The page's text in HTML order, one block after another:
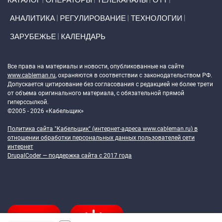
АНАЛИТИКА РЕГУЛИРОВАНИЕ ТЕХНОЛОГИИ
ЗАРУБЕЖЬЕ КАЛЕНДАРЬ
Все права на материалы и новости, опубликованные на сайте
www.cableman.ru, охраняются в соответствии с законодательством РФ.
Допускается цитирование без согласования с редакцией не более трети
от объема оригинального материала, с обязательной прямой
гиперссылкой.
©2005 - 2026 «Кабельщик»
Политика сайта "Кабельщик" (интернет-адреса www.cableman.ru) в
отношении обработки персональных данных пользователей сети
интернет
DrupalCoder — поддержка сайта c 2017 года